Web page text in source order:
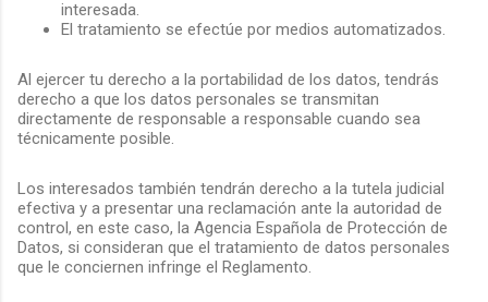
interesada.
El tratamiento se efectúe por medios automatizados.
Al ejercer tu derecho a la portabilidad de los datos, tendrás
derecho a que los datos personales se transmitan
directamente de responsable a responsable cuando sea
técnicamente posible.
Los interesados también tendrán derecho a la tutela judicial
efectiva y a presentar una reclamación ante la autoridad de
control, en este caso, la Agencia Española de Protección de
Datos, si consideran que el tratamiento de datos personales
que le conciernen infringe el Reglamento.